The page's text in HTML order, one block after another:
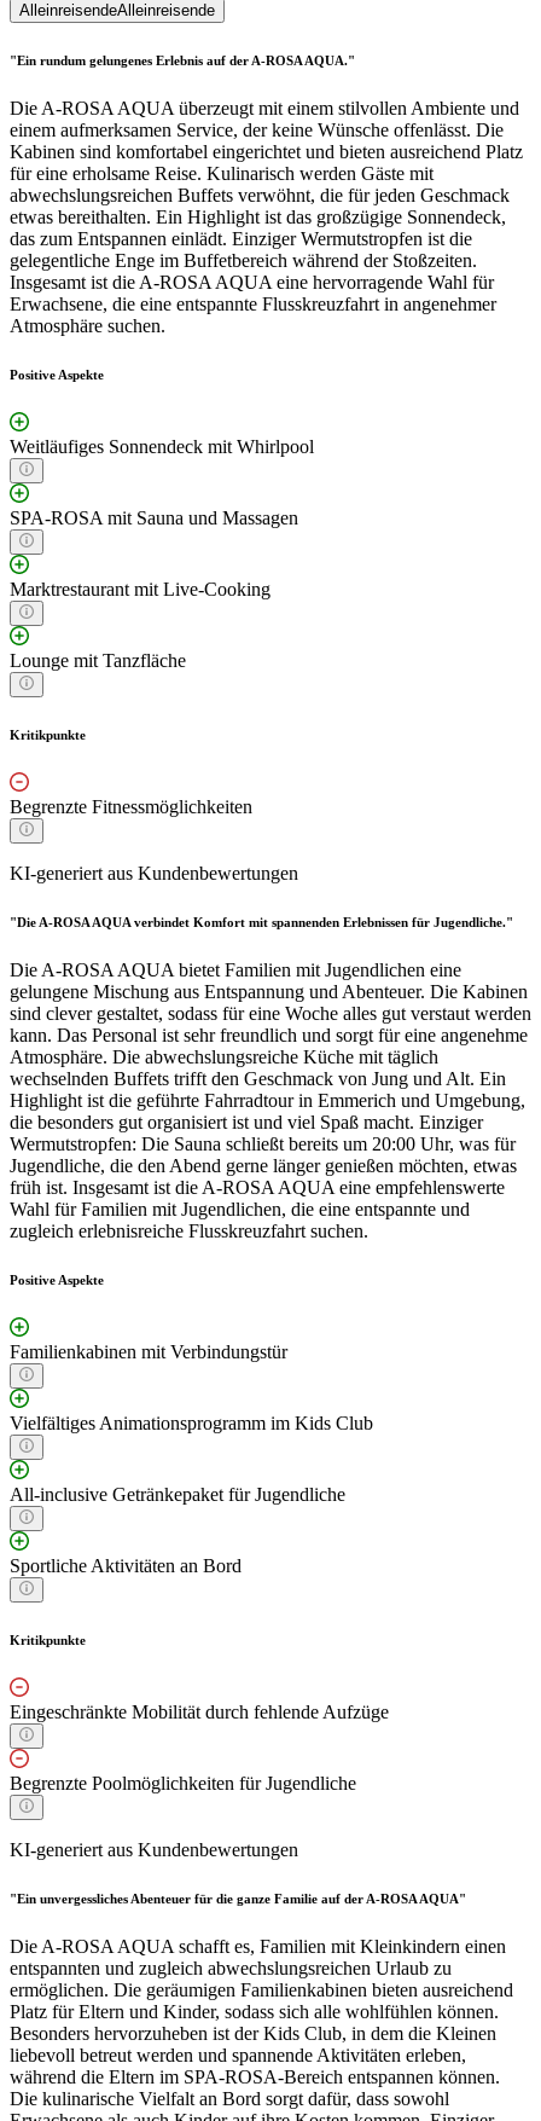
AlleinreisendeAlleinreisende
"Ein rundum gelungenes Erlebnis auf der A-ROSA AQUA."
Die A-ROSA AQUA überzeugt mit einem stilvollen Ambiente und
einem aufmerksamen Service, der keine Wünsche offenlässt. Die
Kabinen sind komfortabel eingerichtet und bieten ausreichend Platz
für eine erholsame Reise. Kulinarisch werden Gäste mit
abwechslungsreichen Buffets verwöhnt, die für jeden Geschmack
etwas bereithalten. Ein Highlight ist das großzügige Sonnendeck,
das zum Entspannen einlädt. Einziger Wermutstropfen ist die
gelegentliche Enge im Buffetbereich während der Stoßzeiten.
Insgesamt ist die A-ROSA AQUA eine hervorragende Wahl für
Erwachsene, die eine entspannte Flusskreuzfahrt in angenehmer
Atmosphäre suchen.
Positive Aspekte
Weitläufiges Sonnendeck mit Whirlpool
SPA-ROSA mit Sauna und Massagen
Marktrestaurant mit Live-Cooking
Lounge mit Tanzfläche
Kritikpunkte
Begrenzte Fitnessmöglichkeiten
KI-generiert aus Kundenbewertungen
"Die A-ROSA AQUA verbindet Komfort mit spannenden Erlebnissen für Jugendliche."
Die A-ROSA AQUA bietet Familien mit Jugendlichen eine
gelungene Mischung aus Entspannung und Abenteuer. Die Kabinen
sind clever gestaltet, sodass für eine Woche alles gut verstaut werden
kann. Das Personal ist sehr freundlich und sorgt für eine angenehme
Atmosphäre. Die abwechslungsreiche Küche mit täglich
wechselnden Buffets trifft den Geschmack von Jung und Alt. Ein
Highlight ist die geführte Fahrradtour in Emmerich und Umgebung,
die besonders gut organisiert ist und viel Spaß macht. Einziger
Wermutstropfen: Die Sauna schließt bereits um 20:00 Uhr, was für
Jugendliche, die den Abend gerne länger genießen möchten, etwas
früh ist. Insgesamt ist die A-ROSA AQUA eine empfehlenswerte
Wahl für Familien mit Jugendlichen, die eine entspannte und
zugleich erlebnisreiche Flusskreuzfahrt suchen.
Positive Aspekte
Familienkabinen mit Verbindungstür
Vielfältiges Animationsprogramm im Kids Club
All-inclusive Getränkepaket für Jugendliche
Sportliche Aktivitäten an Bord
Kritikpunkte
Eingeschränkte Mobilität durch fehlende Aufzüge
Begrenzte Poolmöglichkeiten für Jugendliche
KI-generiert aus Kundenbewertungen
"Ein unvergessliches Abenteuer für die ganze Familie auf der A-ROSA AQUA"
Die A-ROSA AQUA schafft es, Familien mit Kleinkindern einen
entspannten und zugleich abwechslungsreichen Urlaub zu
ermöglichen. Die geräumigen Familienkabinen bieten ausreichend
Platz für Eltern und Kinder, sodass sich alle wohlfühlen können.
Besonders hervorzuheben ist der Kids Club, in dem die Kleinen
liebevoll betreut werden und spannende Aktivitäten erleben,
während die Eltern im SPA-ROSA-Bereich entspannen können.
Die kulinarische Vielfalt an Bord sorgt dafür, dass sowohl